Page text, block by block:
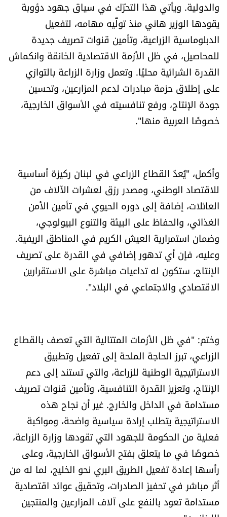
والدولية. ويأتي هذا التحرّك في سياق جهود دؤوبة
يقودها الوزير هاني منذ تولّيه مهامه، لتفعيل
الدبلوماسية الزراعية، وتأمين قنوات تصريف جديدة
للمحاصيل، في ظل الأزمة الاقتصادية الخانقة وانكماش
القدرة الشرائية محليًا. وتعمل وزارة الزراعة بالتوازي
على إطلاق حزمة مبادرات لدعم المزارعين، وتحسين
جودة الإنتاج، ورفع تنافسيته في الأسواق الخارجية،
خصوصًا العربية منها".
وأكمل، "يُعدّ القطاع الزراعي في لبنان ركيزة أساسية
للاقتصاد الوطني، ومصدر رزق لعشرات الآلاف من
العائلات، إضافة إلى دوره الحيوي في تأمين الأمن
الغذائي، والحفاظ على البيئة والتنوع البيولوجي،
وضمان استمرارية العيش الكريم في المناطق الريفية.
وعليه، فإن أي تدهور إضافي في القدرة على تصريف
الإنتاج، ستكون له تداعيات مباشرة على الاستقرارين
الاقتصادي والاجتماعي في البلاد".
وختم: "في ظل الأزمات المتتالية التي تعصف بالقطاع
الزراعي، تبرز الحاجة الملحة إلى تفعيل وتطبيق
الاستراتيجية الوطنية للزراعة، والتي تستند إلى دعم
الإنتاج، وتعزيز القدرة التنافسية، وتأمين قنوات تصريف
مستدامة في الداخل والخارج. غير أن نجاح هذه
الاستراتيجية يتطلب إرادة سياسية واضحة، ومواكبة
فعلية من الحكومة للجهود التي تقودها وزارة الزراعة،
خصوصًا في ما يتعلق بفتح الأسواق الخارجية، وعلى
رأسها إعادة تفعيل الطريق البري نحو الخليج، لما له من
أثر مباشر في تحفيز الصادرات، وتحقيق عوائد اقتصادية
مستدامة تعود بالنفع على آلاف المزارعين والمنتجين